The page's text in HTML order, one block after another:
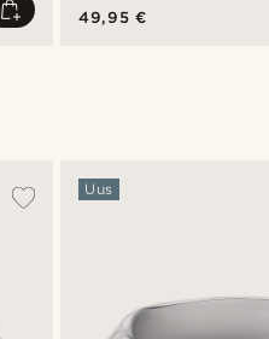
49,95 €
Uus